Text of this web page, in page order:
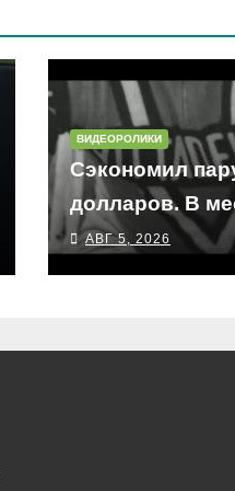
ВИДЕОРОЛИКИ
Сэкономил
долларов. В
АВГ 5, 2026